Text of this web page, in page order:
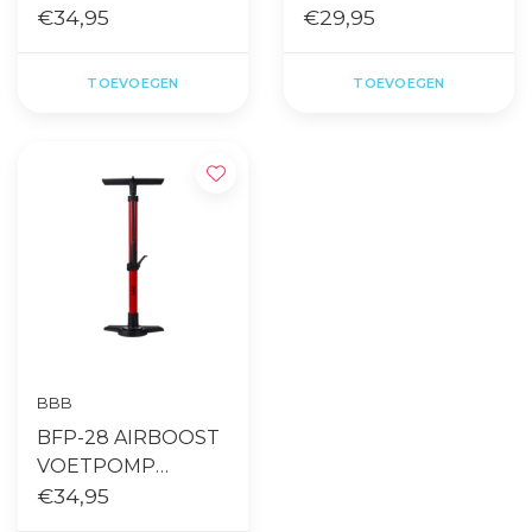
COMPOSITE BASE
€34,95
TOEVOEGEN
GADGETGAUGE
€29,95
TOEVOEGEN
BBB
BFP-28 AIRBOOST
VOETPOMP
COMPOSITE BASE
€34,95